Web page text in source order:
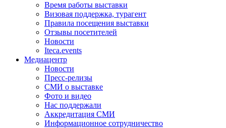
Время работы выставки
Визовая поддержка, турагент
Правила посещения выставки
Отзывы посетителей
Новости
Iteca.events
Медиацентр
Новости
Пресс-релизы
СМИ о выставке
Фото и видео
Нас поддержали
Аккредитация СМИ
Информационное сотрудничество